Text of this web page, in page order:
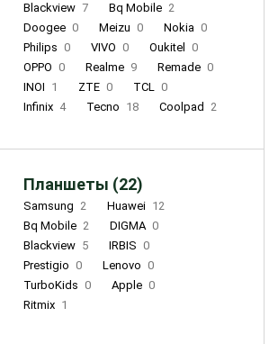
Blackview 7 Bq Mobile 2
Doogee 0 Meizu 0 Nokia 0
Philips 0 VIVO 0 Oukitel
0
OPPO 0 Realme 9 Remade 0
INOI 1 ZTE 0 TCL 0
Infinix 4 Tecno 18 Coolpad 2
Планшеты (22)
Samsung 2 Huawei 12
Bq Mobile 2 DIGMA 0
Blackview 5 IRBIS 0
Prestigio 0 Lenovo 0
TurboKids 0 Apple 0
Ritmix 1